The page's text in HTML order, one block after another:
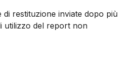
di restituzione inviate dopo più
utilizzo del report non